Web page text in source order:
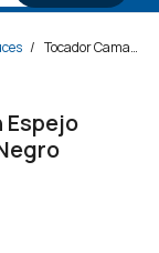
/ Tocador Camarin Comoda Con Espejo Cajones Organizador Luces – Negro
Espejo